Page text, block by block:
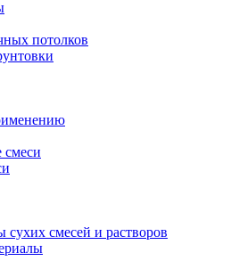
потолков
смесей и растворов